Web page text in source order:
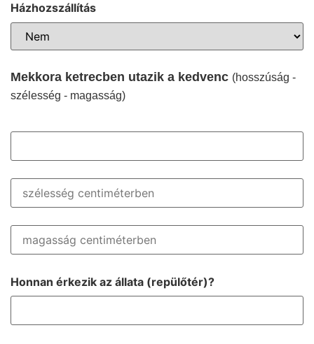
Házhozszállítás
Mekkora ketrecben utazik a kedvenc (hosszúság -
szélesség - magasság)
Honnan érkezik az állata (repülőtér)?